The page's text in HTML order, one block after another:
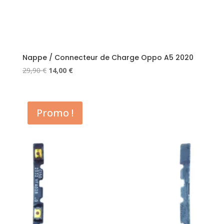
Nappe / Connecteur de Charge Oppo A5 2020
29,90€ Le
était :
29,90 €.
14,00 €Le
est :
14,00 €.
Promo !